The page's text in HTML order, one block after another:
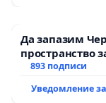
Да запазим
пространство
893 подписи
Уведомление